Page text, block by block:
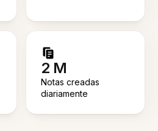
2 M
Notas creadas
diariamente